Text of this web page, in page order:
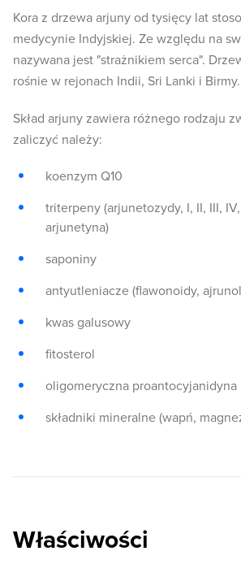
Kora z drzewa arjuny od tysięcy lat
medycynie Indyjskiej. Ze względu na
nazywana jest "strażnikiem serca".
rośnie w rejonach Indii, Sri Lanki i Birmy.
Skład arjuny zawiera różnego rodzaju
zaliczyć należy:
koenzym Q10
triterpeny (arjunetozydy, I, II, III,
arjunetyna)
saponiny
antyutleniacze (flawonoidy,
kwas galusowy
fitosterol
oligomeryczna proantocyjanidyna
składniki mineralne (wapń,
Właściwości